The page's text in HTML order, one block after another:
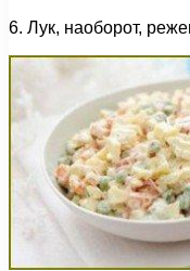
6. Лук, наоборот,